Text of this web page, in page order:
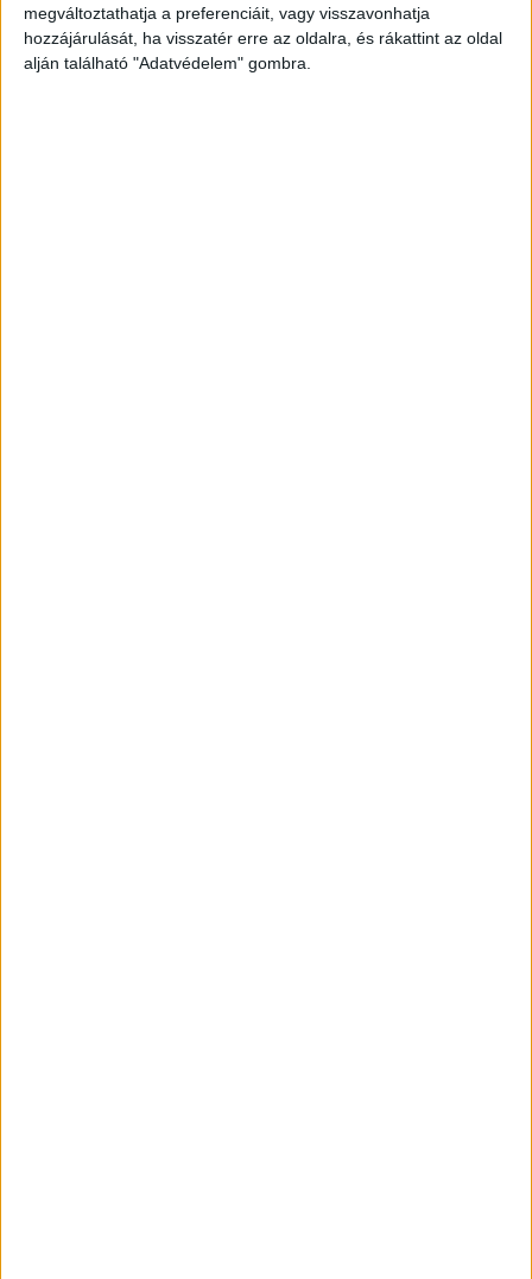
megváltoztathatja a preferenciáit, vagy visszavonhatja
hozzájárulását, ha visszatér erre az oldalra, és rákattint az oldal
alján található "Adatvédelem" gombra.
tisztázása folyamatban van.A Kékvillogó
legfrissebb híreit ide kattintva éred el! A